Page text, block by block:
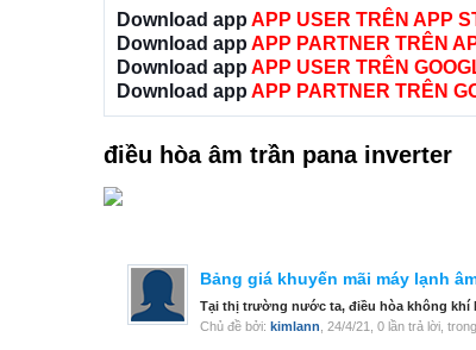
Download app APP USER TRÊN APP
Download app APP PARTNER TRÊN
Download app APP USER TRÊN
Download app APP PARTNER TRÊN
điều hòa âm trần pana inverter
Bảng giá khuyến mãi máy lạnh
Tại thị trường nước ta, điều hòa không khí
Chủ đề bởi: kimlann 24/4/21 , 0 lần trả lời,